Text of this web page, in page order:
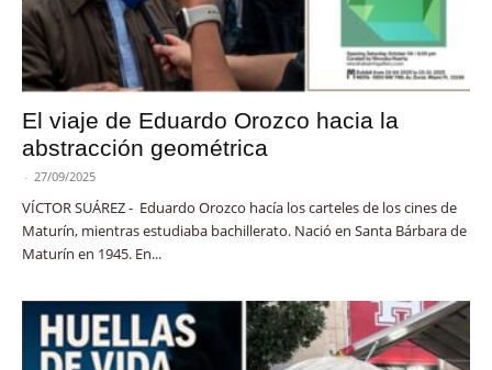
El viaje de Eduardo Orozco hacia la
abstracción geométrica
- 27/09/2025
VÍCTOR SUÁREZ - Eduardo Orozco hacía los carteles de los cines de
Maturín, mientras estudiaba bachillerato. Nació en Santa Bárbara de
Maturín en 1945. En...